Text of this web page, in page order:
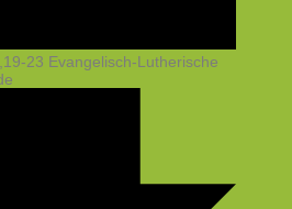
23 Evangelisch-Lutherische